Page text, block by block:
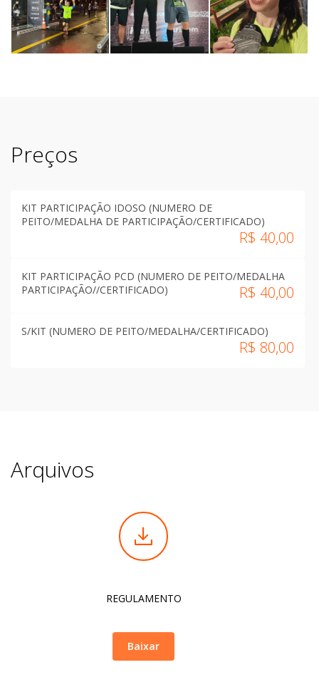
Preços
KIT PARTICIPAÇÃO IDOSO (NUMERO DE
PEITO/MEDALHA DE PARTICIPAÇÃO/CERTIFICADO)
R$ 40,00
KIT PARTICIPAÇÃO PCD (NUMERO DE PEITO/MEDALHA
PARTICIPAÇÃO//CERTIFICADO)
R$ 40,00
S/KIT (NUMERO DE PEITO/MEDALHA/CERTIFICADO)
R$ 80,00
Arquivos
REGULAMENTO
Baixar